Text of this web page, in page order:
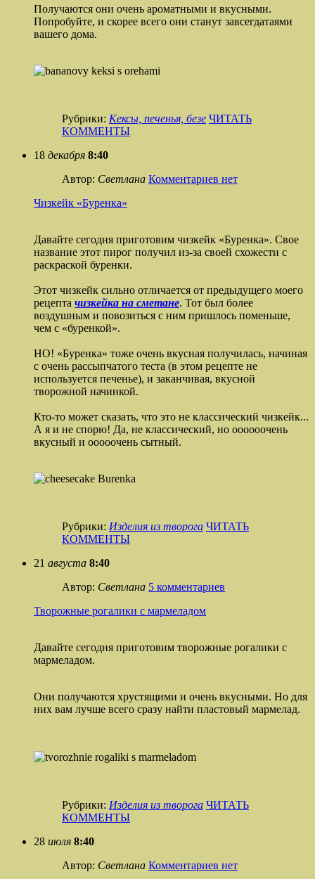
Получаются они очень ароматными и вкусными.
Попробуйте, и скорее всего они станут завсегдатаями
вашего дома.
Рубрики: Кексы, печенья, безе ЧИТАТЬ
КОММЕНТЫ
18 декабря 8:40
Автор: Светлана Комментариев нет
Чизкейк «Буренка»
Давайте сегодня приготовим чизкейк «Буренка». Свое
название этот пирог получил из-за своей схожести с
раскраской буренки.
Этот чизкейк сильно отличается от предыдущего моего
рецепта чизкейка на сметане. Тот был более
воздушным и повозиться с ним пришлось поменьше,
чем с «буренкой».
НО! «Буренка» тоже очень вкусная получилась, начиная
с очень рассыпчатого теста (в этом рецепте не
используется печенье), и заканчивая, вкусной
творожной начинкой.
Кто-то может сказать, что это не классический чизкейк...
А я и не спорю! Да, не классический, но оооооочень
вкусный и ооооочень сытный.
Рубрики: Изделия из творога ЧИТАТЬ
КОММЕНТЫ
21 августа 8:40
Автор: Светлана 5 комментариев
Творожные рогалики с мармеладом
Давайте сегодня приготовим творожные рогалики с
мармеладом.
Они получаются хрустящими и очень вкусными. Но для
них вам лучше всего сразу найти пластовый мармелад.
Рубрики: Изделия из творога ЧИТАТЬ
КОММЕНТЫ
28 июля 8:40
Автор: Светлана Комментариев нет